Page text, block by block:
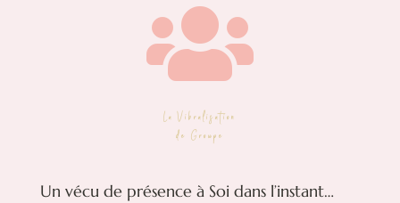

La Vibralisation
de Groupe
Un vécu de présence à Soi dans l’instant…